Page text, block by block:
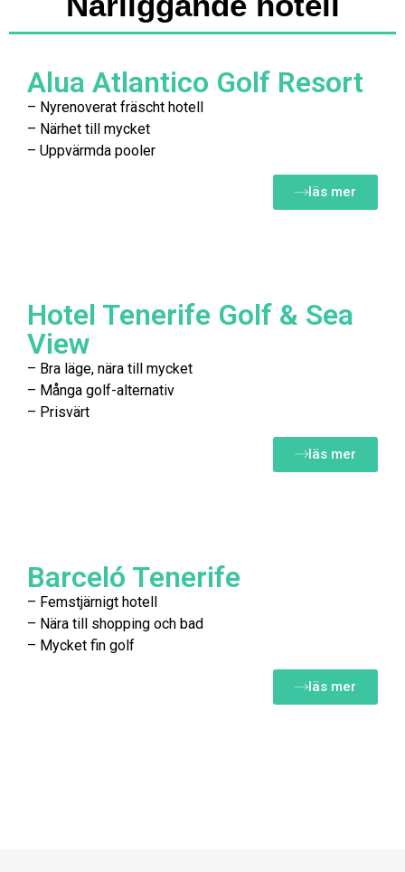
Alua Atlantico Golf Resort
– Nyrenoverat fräscht hotell
– Närhet till mycket
– Uppvärmda pooler
läs mer
Hotel Tenerife Golf & Sea
View
– Bra läge, nära till mycket
– Många golf-alternativ
– Prisvärt
läs mer
Barceló Tenerife
– Femstjärnigt hotell
– Nära till shopping och bad
– Mycket fin golf
läs mer